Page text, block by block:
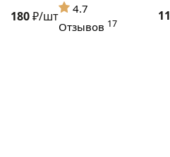
180₽/шт
4.7
Отзывов 17